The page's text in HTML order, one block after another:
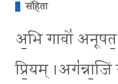
संहिता
अ॒भि गावो॑ अनूषत॒
प्रि॒यम्